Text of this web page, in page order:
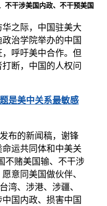
不干涉美国内政、不干预美国
之际，中国驻美大
治学院举办的中国
呼吁美中合作。但
断，中国的人权问
是美中关系最敏感
布的新闻稿，谢锋
运共同体和中美关
不赌美国输、不干涉
意同美国做伙伴、
湾、涉港、涉疆、
国内政、损害中国